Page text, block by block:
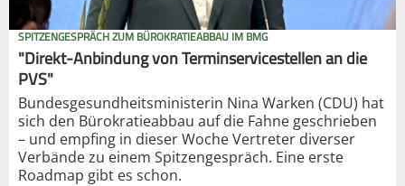
SPITZENGESPRÄCH ZUM BÜROKRATIEABBAU IM BMG
"Direkt-Anbindung von Terminservicestellen an die
PVS"
Bundesgesundheitsministerin Nina Warken (CDU) hat
sich den Bürokratieabbau auf die Fahne geschrieben
– und empfing in dieser Woche Vertreter diverser
Verbände zu einem Spitzengespräch. Eine erste
Roadmap gibt es schon.